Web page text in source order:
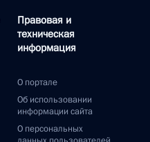
Правовая и
техническая
информация
О портале
Об использовании
информации сайта
О персональных